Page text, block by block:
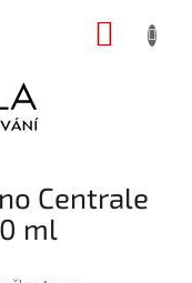
Centrale
ml